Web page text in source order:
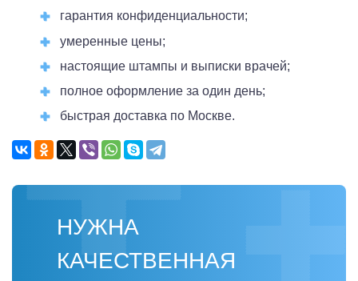
гарантия конфиденциальности;
умеренные цены;
настоящие штампы и выписки врачей;
полное оформление за один день;
быстрая доставка по Москве.
НУЖНА
КАЧЕСТВЕННАЯ